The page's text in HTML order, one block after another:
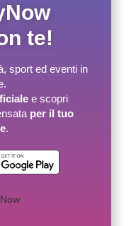
te!
sport ed eventi in
e scopri
per il tuo
.